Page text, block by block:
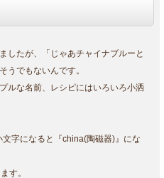
したが、「じゃあチャイナブルーと
うでもないんです。
ルな名前、レシピにはいろいろ小洒
字になると『china(陶磁器)』にな
す。